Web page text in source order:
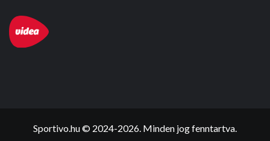
Sportivo.hu © 2024-2026. Minden jog fenntartva.